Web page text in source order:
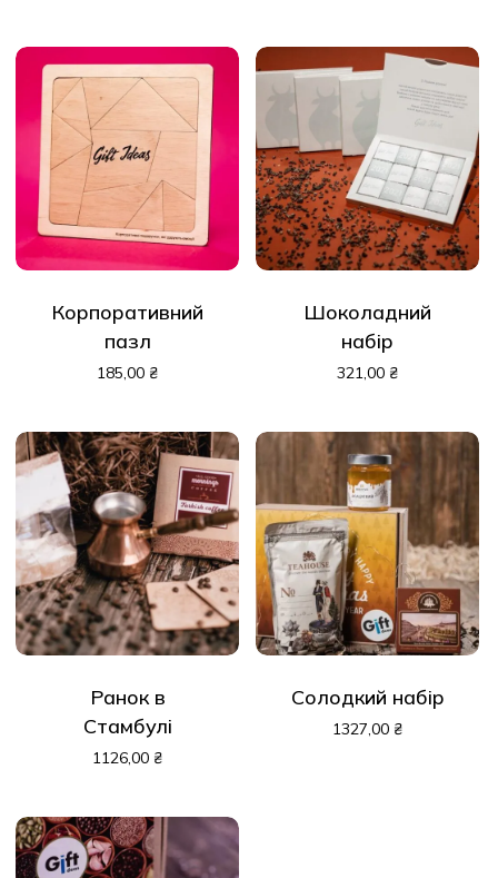
Корпоративний
пазл
185,00 ₴
Шоколадний
набір
321,00 ₴
Ранок в
Стамбулі
1126,00 ₴
Солодкий набір
1327,00 ₴